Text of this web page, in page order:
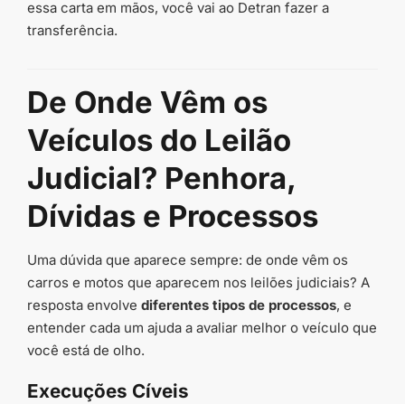
essa carta em mãos, você vai ao Detran fazer a
transferência.
De Onde Vêm os
Veículos do Leilão
Judicial? Penhora,
Dívidas e Processos
Uma dúvida que aparece sempre: de onde vêm os
carros e motos que aparecem nos leilões judiciais? A
resposta envolve diferentes tipos de processos, e
entender cada um ajuda a avaliar melhor o veículo que
você está de olho.
Execuções Cíveis